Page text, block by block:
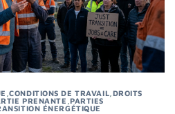
,CONDITIONS DE TRAVAIL DROITS
PRENANTE ,PARTIES
ÉNERGÉTIQUE